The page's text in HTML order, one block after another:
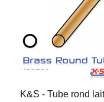
KS8139
K&S - Tube rond